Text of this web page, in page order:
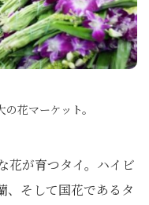
花マーケット。
花が育つタイ。ハイビ
、そして国花であるタ